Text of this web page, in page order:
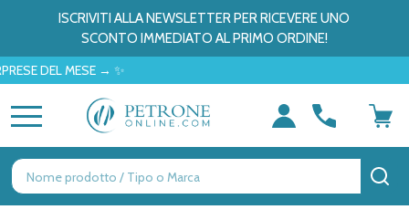
ISCRIVITI ALLA NEWSLETTER PER RICEVERE UNO
SCONTO IMMEDIATO AL PRIMO ORDINE!
MESE → ✨
Ricerca